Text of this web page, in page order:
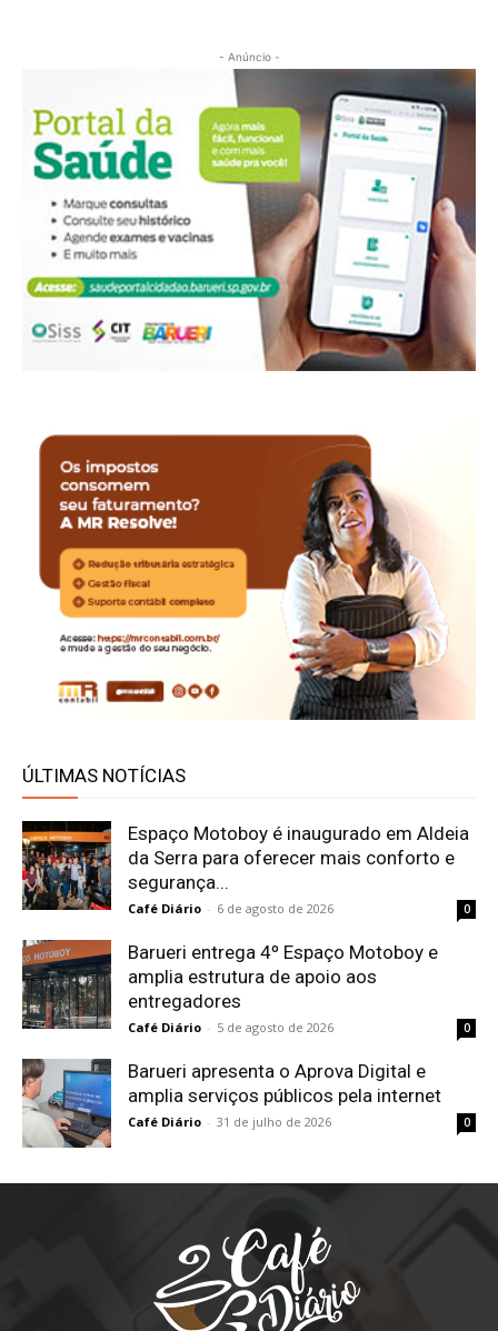
- Anúncio -
ÚLTIMAS NOTÍCIAS
Espaço Motoboy é inaugurado em Aldeia
da Serra para oferecer mais conforto e
segurança...
Café Diário - 6 de agosto de 2026 0
Barueri entrega 4º Espaço Motoboy e
amplia estrutura de apoio aos
entregadores
Café Diário - 5 de agosto de 2026 0
Barueri apresenta o Aprova Digital e
amplia serviços públicos pela internet
Café Diário - 31 de julho de 2026 0